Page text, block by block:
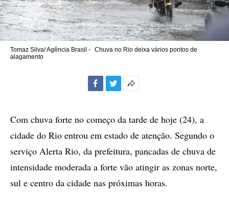
Tomaz Silva/ Agência Brasil - Chuva no Rio deixa vários pontos de
alagamento
compartilhamento
Com chuva forte no começo da tarde de hoje (24), a
cidade do Rio entrou em estado de atenção. Segundo o
serviço Alerta Rio, da prefeitura, pancadas de chuva de
intensidade moderada a forte vão atingir as zonas norte,
sul e centro da cidade nas próximas horas.